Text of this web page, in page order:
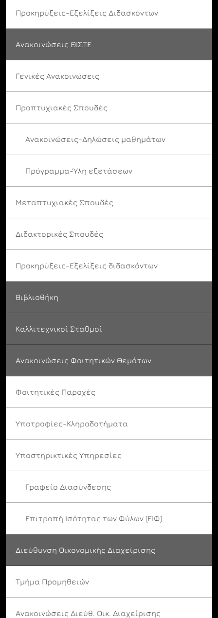
Προκηρύξεις-Εξελίξεις Διδασκόντων
Ανακοινώσεις ΘΙΣΤΕ
Γενικές Ανακοινώσεις
Προπτυχιακές Σπουδές
Ανακοινώσεις-Δηλώσεις μαθημάτων
Πρόγραμμα-Ύλη εξετάσεων
Μεταπτυχιακές Σπουδές
Διδακτορικές Σπουδές
Προκηρύξεις-Εξελίξεις διδασκόντων
Βιβλιοθήκη
Καλλιτεχνικοί Σταθμοί
Ανακοινώσεις Φοιτητικών Θεμάτων
Φοιτητικές Παροχές
Υποτροφίες-Κληροδοτήματα
Υποστηρικτικές Υπηρεσίες
Γραφείο Διασύνδεσης
Επιτροπή Ισότητας των Φύλων (ΕΙΦ)
Διεύθυνση Οικονομικής Διαχείρισης
Τμήμα Προμηθειών
Ανακοινώσεις Διεύθ. Οικ. Διαχείρισης